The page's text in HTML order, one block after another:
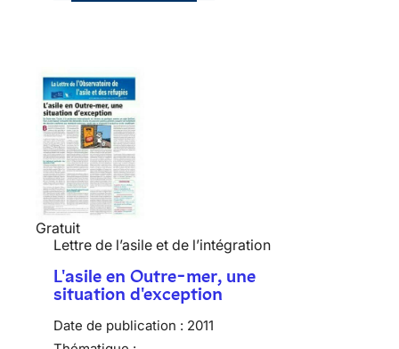
Gratuit
Lettre de l’asile et de l’intégration
L'asile en Outre-mer, une
situation d'exception
Date de publication : 2011